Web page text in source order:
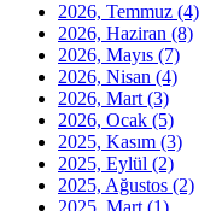
2026, Temmuz (4)
2026, Haziran (8)
2026, Mayıs (7)
2026, Nisan (4)
2026, Mart (3)
2026, Ocak (5)
2025, Kasım (3)
2025, Eylül (2)
2025, Ağustos (2)